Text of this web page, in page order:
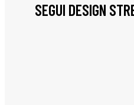
SEGUI DESIGN